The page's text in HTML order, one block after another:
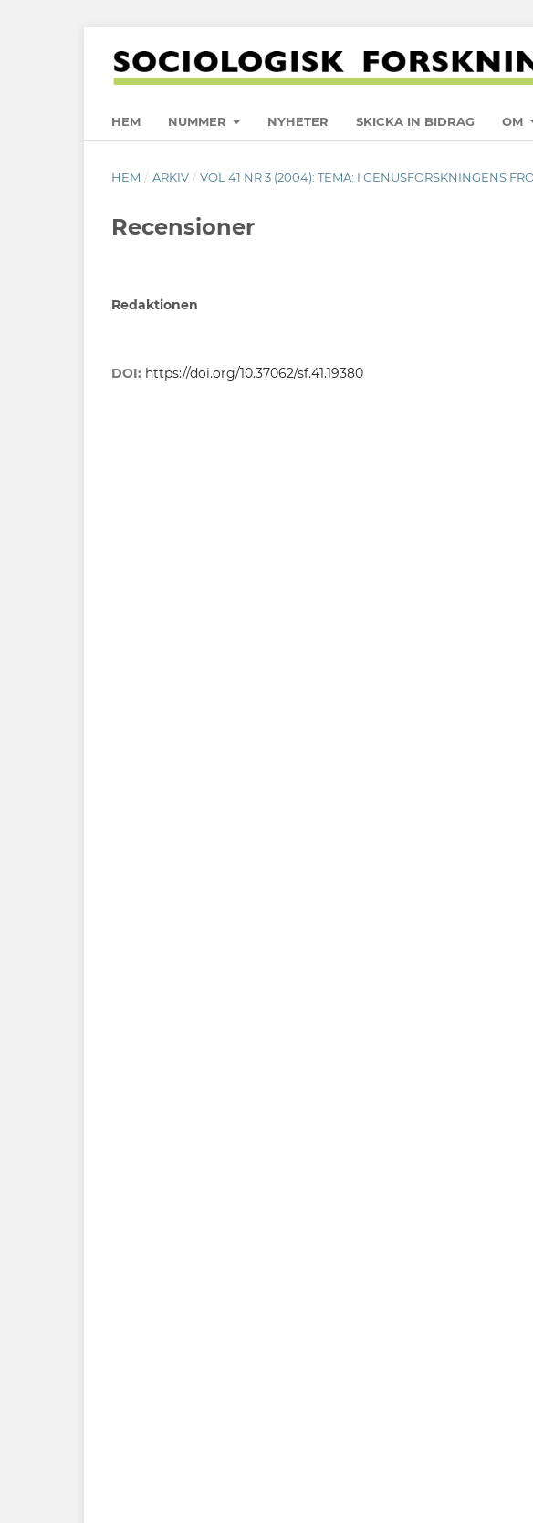
HEM NUMMER NYHETER SKICKA IN BIDRAG OM
HEM / ARKIV / VOL 41 NR 3 (2004): TEMA: I GENUSFORSKNINGENS
Recensioner
Redaktionen
DOI: https://doi.org/10.37062/sf.41.19380